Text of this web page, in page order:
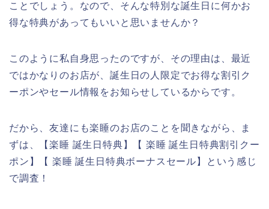
ことでしょう。なので、そんな特別な誕生日に何かお
得な特典があってもいいと思いませんか？
このように私自身思ったのですが、その理由は、最近
ではかなりのお店が、誕生日の人限定でお得な割引ク
ーポンやセール情報をお知らせしているからです。
だから、友達にも楽睡のお店のことを聞きながら、ま
ずは、【楽睡 誕生日特典】【 楽睡 誕生日特典割引クー
ポン】【 楽睡 誕生日特典ボーナスセール】という感じ
で調査！